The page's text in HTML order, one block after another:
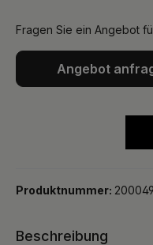
Fragen Sie ein Angebot
Angebot
Produktnummer:
Beschreibung